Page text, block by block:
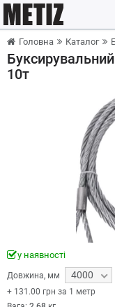
Головна Каталог
10т
у наявності
Довжина, мм 4000
+ 131.00 грн за 1 метр